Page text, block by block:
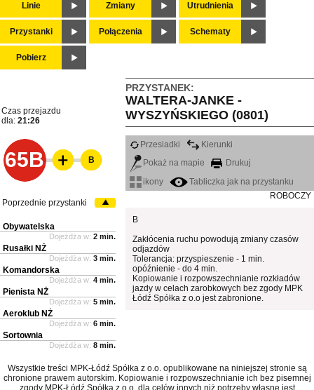
Linie Zmiany Utrudnienia
Przystanki Połączenia Schematy
Pobierz
PRZYSTANEK:
WALTERA-JANKE -
WYSZYŃSKIEGO (0801)
Czas przejazdu
dla: 21:26
65B
Przesiadki
Kierunki
Pokaż na mapie
Drukuj
ikony
Tabliczka jak na przystanku
ROBOCZY
B
Zakłócenia ruchu powodują zmiany czasów
odjazdów
Tolerancja: przyspieszenie - 1 min.
opóźnienie - do 4 min.
Kopiowanie i rozpowszechnianie rozkładów
jazdy w celach zarobkowych bez zgody MPK
Łódź Spółka z o.o jest zabronione.
B
Poprzednie przystanki
Obywatelska
Dojeżdża w: 2 min.
Rusałki NŻ
Dojeżdża w: 3 min.
Komandorska
Dojeżdża w: 4 min.
Pienista NŻ
Dojeżdża w: 5 min.
Aeroklub NŻ
Dojeżdża w: 6 min.
Sortownia
Dojeżdża w: 8 min.
Wszystkie treści MPK-Łódź Spółka z o.o. opublikowane na niniejszej stronie są
chronione prawem autorskim. Kopiowanie i rozpowszechnianie ich bez pisemnej
zgody MPK-Łódź Spółka z o.o. dla celów innych niż potrzeby własne jest